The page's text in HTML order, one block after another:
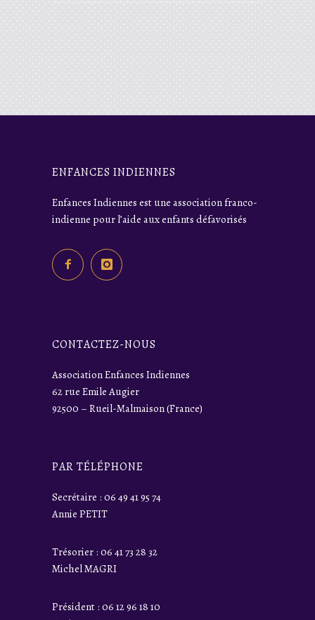
ENFANCES INDIENNES
Enfances Indiennes est une association franco-
indienne pour l’aide aux enfants défavorisés
CONTACTEZ-NOUS
Association Enfances Indiennes
62 rue Emile Augier
92500 – Rueil-Malmaison (France)
PAR TÉLÉPHONE
Secrétaire : 06 49 41 95 74
Annie PETIT
Trésorier : 06 41 73 28 32
Michel MAGRI
Président : 06 12 96 18 10